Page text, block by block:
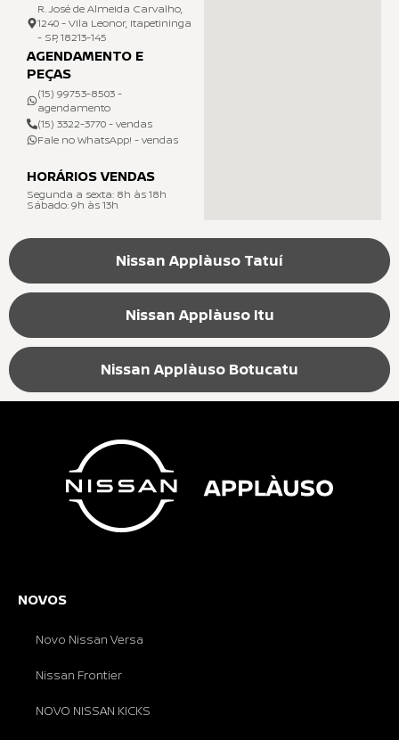
Nissan Applàuso Tatuí
Nissan Applàuso Itu
Nissan Applàuso Botucatu
R. José de Almeida Carvalho,
1240 - Vila Leonor, Itapetininga
- SP, 18213-145
AGENDAMENTO E
PEÇAS
(15) 99753-8503 -
agendamento
(15) 3322-3770 - vendas
Fale no WhatsApp! - vendas
HORÁRIOS VENDAS
Segunda a sexta: 8h às 18h
Sábado: 9h às 13h
NOVOS
Novo Nissan Versa
Nissan Frontier
NOVO NISSAN KICKS